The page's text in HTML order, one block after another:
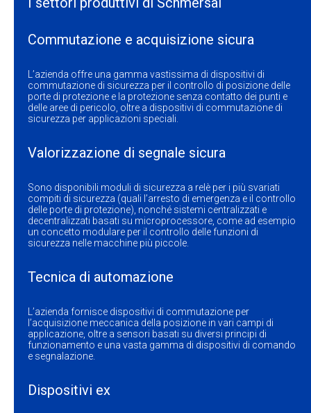
Commutazione e acquisizione sicura
L’azienda offre una gamma vastissima di dispositivi di
commutazione di sicurezza per il controllo di posizione delle
porte di protezione e la protezione senza contatto dei punti e
delle aree di pericolo, oltre a dispositivi di commutazione di
sicurezza per applicazioni speciali.
Valorizzazione di segnale sicura
Sono disponibili moduli di sicurezza a relè per i più svariati
compiti di sicurezza (quali l’arresto di emergenza e il controllo
delle porte di protezione), nonché sistemi centralizzati e
decentralizzati basati su microprocessore, come ad esempio
un concetto modulare per il controllo delle funzioni di
sicurezza nelle macchine più piccole.
Tecnica di automazione
L’azienda fornisce dispositivi di commutazione per
l’acquisizione meccanica della posizione in vari campi di
applicazione, oltre a sensori basati su diversi principi di
funzionamento e una vasta gamma di dispositivi di comando
e segnalazione.
Dispositivi ex